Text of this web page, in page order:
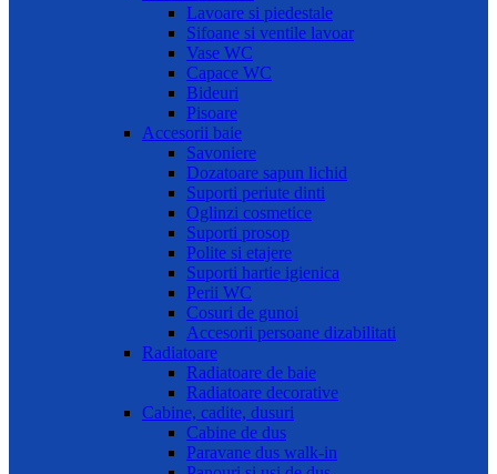
Lavoare si piedestale
Sifoane si ventile lavoar
Vase WC
Capace WC
Bideuri
Pisoare
Accesorii baie
Savoniere
Dozatoare sapun lichid
Suporti periute dinti
Oglinzi cosmetice
Suporti prosop
Polite si etajere
Suporti hartie igienica
Perii WC
Cosuri de gunoi
Accesorii persoane dizabilitati
Radiatoare
Radiatoare de baie
Radiatoare decorative
Cabine, cadite, dusuri
Cabine de dus
Paravane dus walk-in